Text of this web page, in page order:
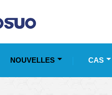
NOUVELLES CAS